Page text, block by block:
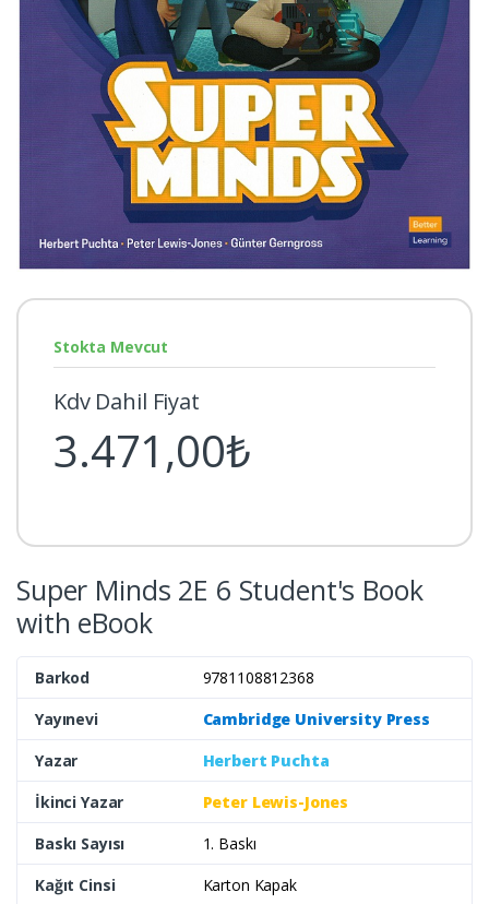
Super Minds 2E 6 Student's Book
with eBook
Barkod
9781108812368
Yayınevi
Cambridge University Press
Yazar
Herbert Puchta
İkinci Yazar
Peter Lewis-Jones
Baskı Sayısı
1. Baskı
Kağıt Cinsi
Karton Kapak
Stokta Mevcut
Kdv Dahil Fiyat
3.471,00₺